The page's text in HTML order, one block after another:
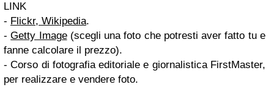
LINK
- Flickr, Wikipedia.
-Getty Image(scegli una foto che potresti aver fatto tu e
fanne calcolare il prezzo).
- Corso di fotografia editoriale e giornalistica FirstMaster,
per realizzare e vendere foto.